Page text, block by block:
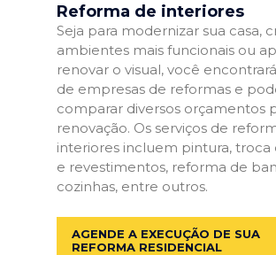
Reforma de interiores
Seja para modernizar sua casa,
ambientes mais funcionais ou
renovar o visual, você
de empresas de reformas e
comparar diversos orçamentos
renovação. Os serviços de
interiores incluem pintura, troca
e revestimentos, reforma de
cozinhas, entre outros.
AGENDE A EXECUÇÃO DE SUA
REFORMA RESIDENCIAL